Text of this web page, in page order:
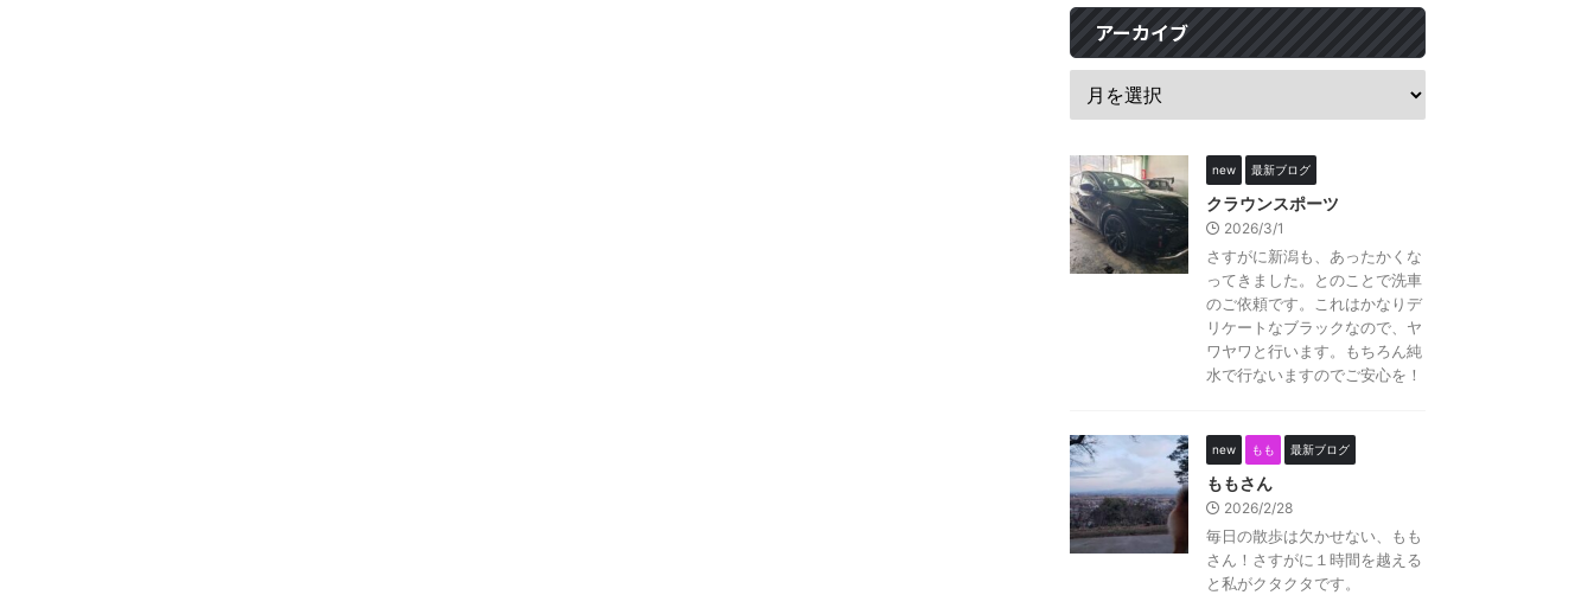
アーカイブ
new 最新ブログ
クラウンスポーツ
2026/3/1
さすがに新潟も、あったかくな
ってきました。とのことで洗車
のご依頼です。これはかなりデ
リケートなブラックなので、ヤ
ワヤワと行います。もちろん純
水で行ないますのでご安心を！
new もも 最新ブログ
ももさん
2026/2/28
毎日の散歩は欠かせない、もも
さん！さすがに１時間を越える
と私がクタクタです。